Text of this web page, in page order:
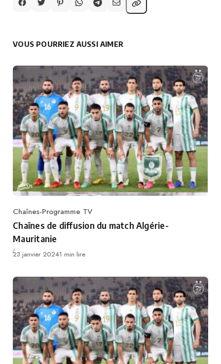
VOUS POURRIEZ AUSSI AIMER
Category
Chaînes-Programme TV
Chaînes de diffusion du match Algérie-
Mauritanie
Publié
23 janvier 20241 min lire